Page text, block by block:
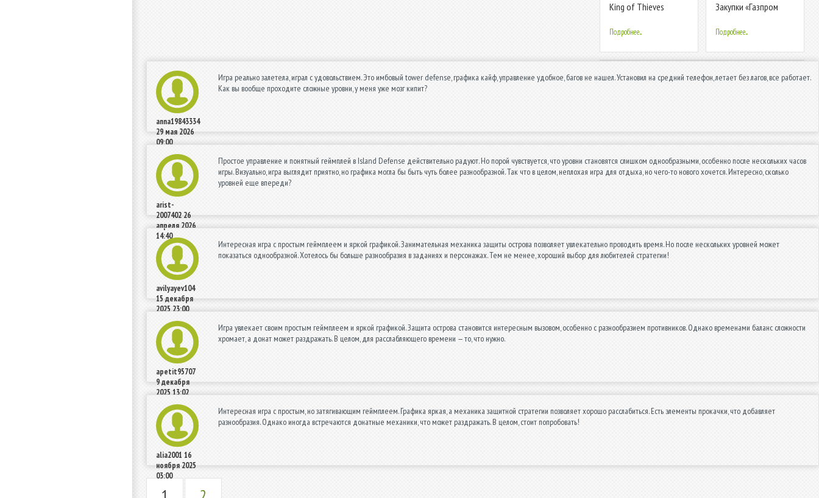
King of Thieves
Подробнее...
Закупки «Газпром
Подробнее...
anna19843334
29 мая 2026
09:00
Игра реально залетела, играл с удовольствием. Это имбовый tower defense, графика кайф, управление удобное, багов не нашел. Установил на средний телефон, летает без лагов, все работает.
Как вы вообще проходите сложные уровни, у меня уже мозг кипит?
arist-
200740226
апреля 2026
14:40
Простое управление и понятный геймплей в Island Defense действительно радуют. Но порой чувствуется, что уровни становятся слишком однообразными, особенно после нескольких часов
игры. Визуально, игра выглядит приятно, но графика могла бы быть чуть более разнообразной. Так что в целом, неплохая игра для отдыха, но чего-то нового хочется. Интересно, сколько
уровней еще впереди?
avilyayev104
15 декабря
2025 23:00
Интересная игра с простым геймплеем и яркой графикой. Занимательная механика защиты острова позволяет увлекательно проводить время. Но после нескольких уровней может
показаться однообразной. Хотелось бы больше разнообразия в заданиях и персонажах. Тем не менее, хороший выбор для любителей стратегии!
apetit95707
9 декабря
2025 13:02
Игра увлекает своим простым геймплеем и яркой графикой. Защита острова становится интересным вызовом, особенно с разнообразием противников. Однако временами баланс сложности
хромает, а донат может раздражать. В целом, для расслабляющего времени — то, что нужно.
alia2001 16
ноября 2025
03:00
Интересная игра с простым, но затягивающим геймплеем. Графика яркая, а механика защитной стратегии позволяет хорошо расслабиться. Есть элементы прокачки, что добавляет
разнообразия. Однако иногда встречаются донатные механики, что может раздражать. В целом, стоит попробовать!